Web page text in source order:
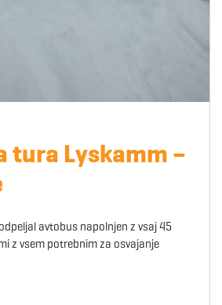
tura Lyskamm –
avtobus napolnjen z vsaj 45
z vsem potrebnim za osvajanje